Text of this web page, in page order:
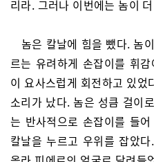
리라. 그러나 이번에는 놈이
놈은 칼날에 힘을 뺐다. 놈
르는 유려하게 손잡이를 휘
이 요사스럽게 회전하고 있었
소리가 났다. 놈은 성큼 걸이
는 반사적으로 손잡이를 들
칼날을 누르고 우위를 잡았